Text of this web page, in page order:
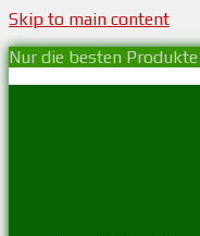
Skip to main content
Nur die besten